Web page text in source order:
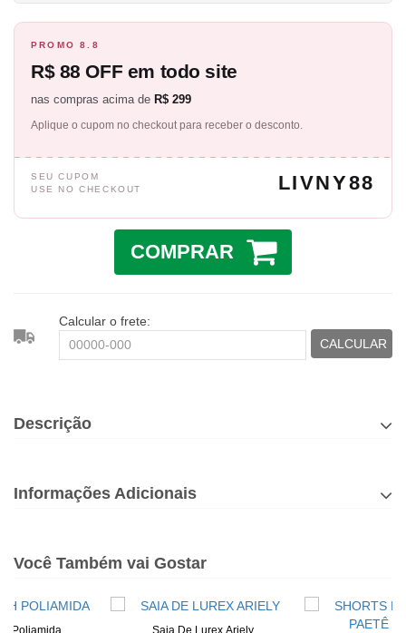
PROMO 8.8
R$ 88 OFF em todo site
nas compras acima de R$ 299
Aplique o cupom no checkout para receber o desconto.
SEU CUPOM
USE NO CHECKOUT
LIVNY88
COMPRAR
Calcular o frete:
CALCULAR
Descrição
Informações Adicionais
Você Também vai Gostar
Poliamida Saia De Lurex Ariely